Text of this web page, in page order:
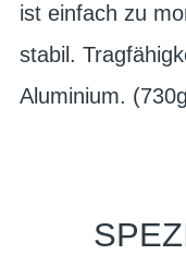
ist einfach zu
stabil.
Aluminium.